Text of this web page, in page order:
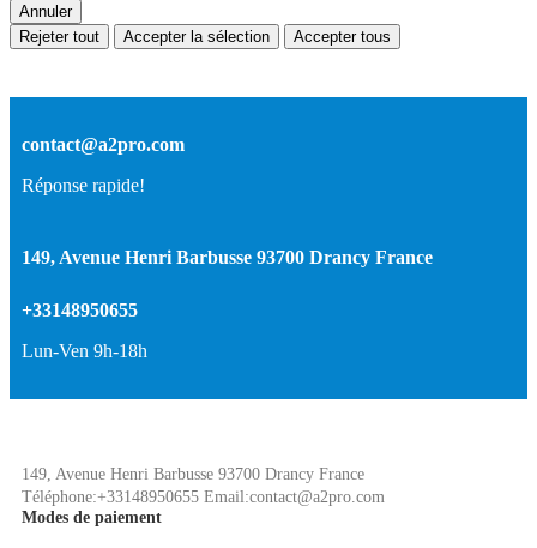
Annuler
Rejeter tout
Accepter la sélection Accepter tous
contact@a2pro.com
Réponse rapide!
149, Avenue Henri Barbusse 93700 Drancy France
+33148950655
Lun-Ven 9h-18h
149, Avenue Henri Barbusse 93700 Drancy France
Téléphone:+33148950655 Email:contact@a2pro.com
Modes de paiement